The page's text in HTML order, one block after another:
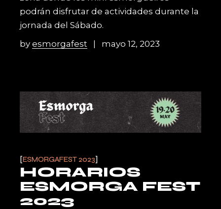
podrán disfrutar de actividades durante la
jornada del Sábado.
byesmorgafest mayo 12, 2023
ESMORGAFEST 2023
HORARIOS
ESMORGA FEST
2023